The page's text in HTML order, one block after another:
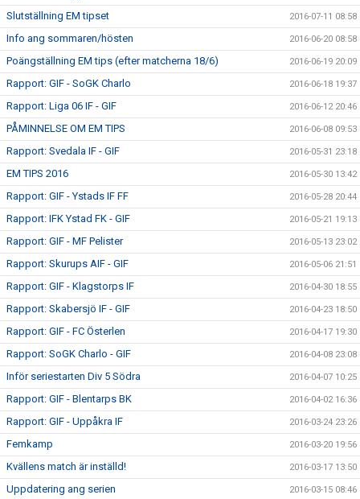
Slutställning EM tipset 2016-07-11 08:58
Info ang sommaren/hösten 2016-06-20 08:58
Poängställning EM tips (efter matcherna 18/6) 2016-06-19 20:09
Rapport: GIF - SoGK Charlo 2016-06-18 19:37
Rapport: Liga 06 IF - GIF 2016-06-12 20:46
PÅMINNELSE OM EM TIPS 2016-06-08 09:53
Rapport: Svedala IF - GIF 2016-05-31 23:18
EM TIPS 2016 2016-05-30 13:42
Rapport: GIF - Ystads IF FF 2016-05-28 20:44
Rapport: IFK Ystad FK - GIF 2016-05-21 19:13
Rapport: GIF - MF Pelister 2016-05-13 23:02
Rapport: Skurups AIF - GIF 2016-05-06 21:51
Rapport: GIF - Klagstorps IF 2016-04-30 18:55
Rapport: Skabersjö IF - GIF 2016-04-23 18:50
Rapport: GIF - FC Österlen 2016-04-17 19:30
Rapport: SoGK Charlo - GIF 2016-04-08 23:08
Inför seriestarten Div 5 Södra 2016-04-07 10:25
Rapport: GIF - Blentarps BK 2016-04-02 16:36
Rapport: GIF - Uppåkra IF 2016-03-24 23:26
Femkamp 2016-03-20 19:56
Kvällens match är inställd! 2016-03-17 13:50
Uppdatering ang serien 2016-03-15 08:46